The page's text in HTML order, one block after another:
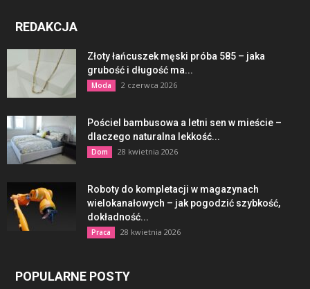
REDAKCJA
Złoty łańcuszek męski próba 585 – jaka
grubość i długość ma...
Moda 2 czerwca 2026
Pościel bambusowa a letni sen w mieście –
dlaczego naturalna lekkość...
Dom 28 kwietnia 2026
Roboty do kompletacji w magazynach
wielokanałowych – jak pogodzić szybkość,
dokładność...
Praca 28 kwietnia 2026
POPULARNE POSTY